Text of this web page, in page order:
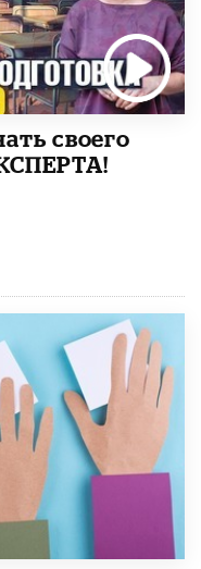
своего